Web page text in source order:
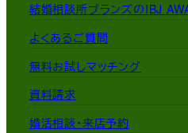
結婚相談所ブランズのIBJ
よくあるご質問
無料お試しマッチング
資料請求
婚活相談・来店予約